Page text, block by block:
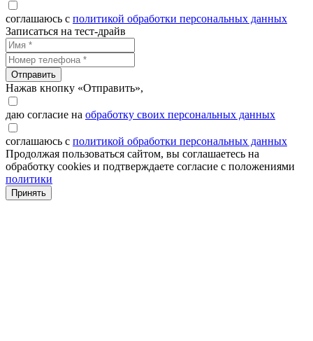
соглашаюсь с политикой обработки персональных данных
Записаться на тест-драйв
Отправить
Нажав кнопку «Отправить»,
даю согласие на обработку своих персональных данных
соглашаюсь с политикой обработки персональных данных
Продолжая пользоваться сайтом, вы соглашаетесь на
обработку cookies и подтверждаете согласие с положениями
политики
Принять